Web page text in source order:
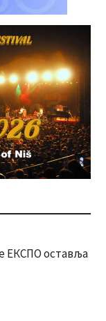
ЕКСПО оставља